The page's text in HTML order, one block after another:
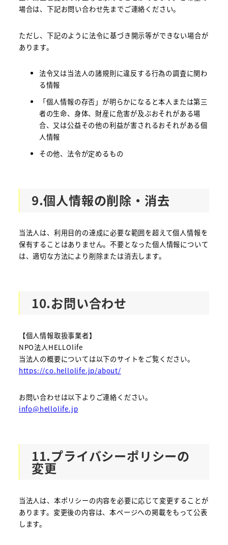
場合は、下記お問い合わせ先までご連絡ください。
ただし、下記のように法令に基づき開示等ができない場合が
あります。
法令又は当法人の諸規則に違反する行為の調査に関わ
る情報
「個人情報の存否」が明らかになると本人または第三
者の生命、身体、財産に危害が及ぶおそれがある場
合、又は公益その他の利益が害されるおそれがある個
人情報
その他、法令が定めるもの
9.個人情報の削除・消去
当法人は、利用目的の達成に必要な範囲を超えて個人情報を
保有することはありません。不要となった個人情報について
は、適切な方法により削除または消去します。
10.お問い合わせ
【個人情報取扱事業者】
NPO法人HELLOlife
当法人の概要については以下のサイトをご覧ください。
https://co.hellolife.jp/about/
お問い合わせは以下よりご連絡ください。
info@hellolife.jp
11.プライバシーポリシーの
変更
当法人は、本ポリシーの内容を必要に応じて変更することが
あります。変更後の内容は、本ページへの掲載をもって公表
します。